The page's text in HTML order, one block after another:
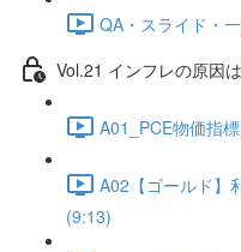
QA・スライド・
Vol.21 インフレの原因
A01_PCE物価指
A02【ゴールド】
(9:13)